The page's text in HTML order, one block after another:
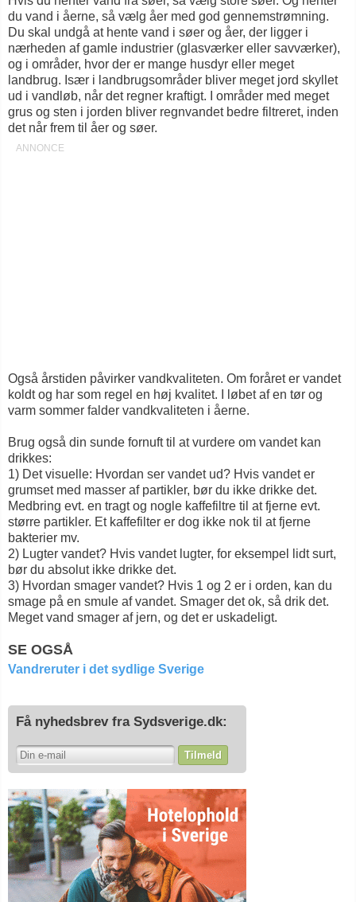
du vand i åerne, så vælg åer med god gennemstrømning.
Du skal undgå at hente vand i søer og åer, der ligger i
nærheden af gamle industrier (glasværker eller savværker),
og i områder, hvor der er mange husdyr eller meget
landbrug. Især i landbrugsområder bliver meget jord skyllet
ud i vandløb, når det regner kraftigt. I områder med meget
grus og sten i jorden bliver regnvandet bedre filtreret, inden
det når frem til åer og søer.
Også årstiden påvirker vandkvaliteten. Om foråret er vandet
koldt og har som regel en høj kvalitet. I løbet af en tør og
varm sommer falder vandkvaliteten i åerne.
Brug også din sunde fornuft til at vurdere om vandet kan
drikkes:
1) Det visuelle: Hvordan ser vandet ud? Hvis vandet er
grumset med masser af partikler, bør du ikke drikke det.
Medbring evt. en tragt og nogle kaffefiltre til at fjerne evt.
større partikler. Et kaffefilter er dog ikke nok til at fjerne
bakterier mv.
2) Lugter vandet? Hvis vandet lugter, for eksempel lidt surt,
bør du absolut ikke drikke det.
3) Hvordan smager vandet? Hvis 1 og 2 er i orden, kan du
smage på en smule af vandet. Smager det ok, så drik det.
Meget vand smager af jern, og det er uskadeligt.
SE OGSÅ
Vandreruter i det sydlige Sverige
Få nyhedsbrev fra Sydsverige.dk:
Tilmeld